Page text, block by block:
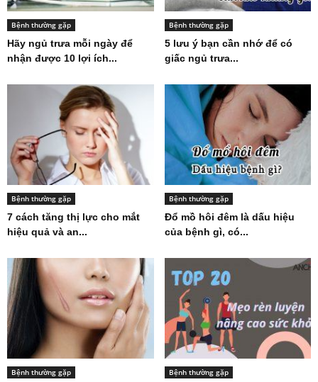
Bệnh thường gặp
Hãy ngủ trưa mỗi ngày để
nhận được 10 lợi ích...
Bệnh thường gặp
5 lưu ý bạn cần nhớ để có
giấc ngủ trưa...
Bệnh thường gặp
7 cách tăng thị lực cho mắt
hiệu quả và an...
Bệnh thường gặp
Đổ mồ hôi đêm là dấu hiệu
của bệnh gì, có...
Bệnh thường gặp Bệnh thường gặp